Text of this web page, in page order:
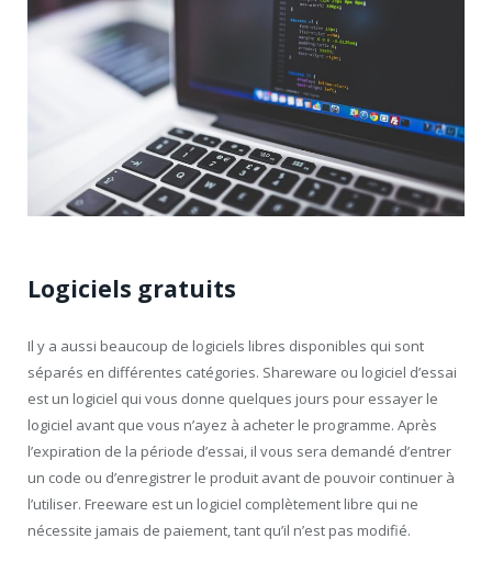
Logiciels gratuits
Il y a aussi beaucoup de logiciels libres disponibles qui sont
séparés en différentes catégories. Shareware ou logiciel d’essai
est un logiciel qui vous donne quelques jours pour essayer le
logiciel avant que vous n’ayez à acheter le programme. Après
l’expiration de la période d’essai, il vous sera demandé d’entrer
un code ou d’enregistrer le produit avant de pouvoir continuer à
l’utiliser. Freeware est un logiciel complètement libre qui ne
nécessite jamais de paiement, tant qu’il n’est pas modifié.